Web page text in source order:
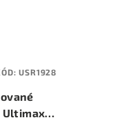
Ultimax
USR1928